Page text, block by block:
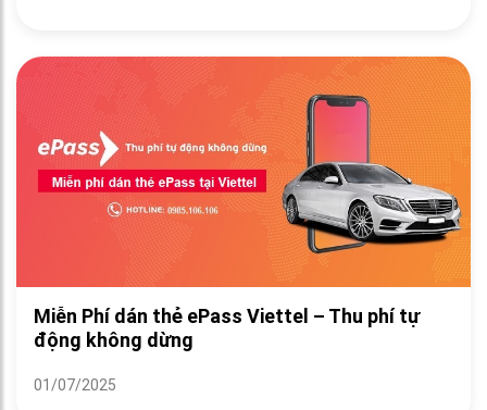
Miễn Phí dán thẻ ePass Viettel – Thu phí tự
động không dừng
01/07/2025